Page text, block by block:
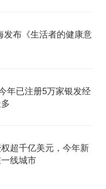
发布《生活者的健康意
年已注册5万家银发经
超千亿美元，今年新
线城市